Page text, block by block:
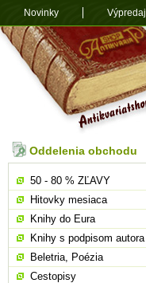
Oddelenia obchodu
50 - 80 % ZĽAVY
Hitovky mesiaca
Knihy do Eura
Knihy s podpisom autora
Beletria, Poézia
Cestopisy
Novinky Výpredaj